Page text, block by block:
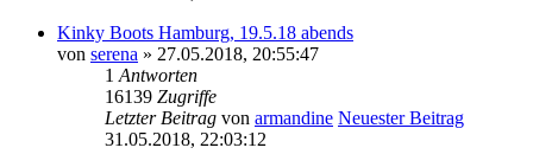
Kinky Boots Hamburg, 19.5.18 abends
von serena » 27.05.2018, 20:55:47
1 Antworten
16139 Zugriffe
Letzter Beitrag von armandine Neuester Beitrag
31.05.2018, 22:03:12